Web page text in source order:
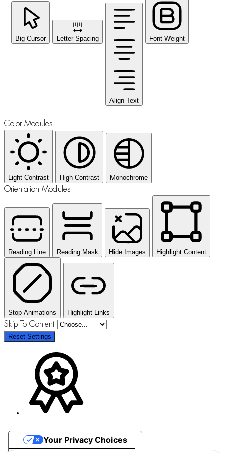
Big Cursor Letter Spacing
Align Text
Font Weight
Color Modules
Light Contrast High Contrast Monochrome
Orientation Modules
Reading Line Reading Mask Hide Images Highlight Content
Stop Animations Highlight Links
Skip To Content
Reset Settings
Your Privacy Choices